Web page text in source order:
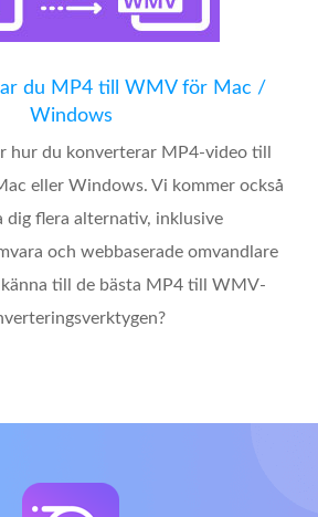
du MP4 till WMV för Mac /
Windows
hur du konverterar MP4-video till
eller Windows. Vi kommer också
dig flera alternativ, inklusive
och webbaserade omvandlare
till de bästa MP4 till WMV-